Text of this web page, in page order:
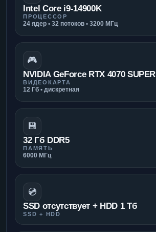
Intel Core i9-14900K
ПРОЦЕССОР
24 ядер • 32 потоков • 3200 МГц
🎮
NVIDIA GeForce RTX 4070 SUPER
ВИДЕОКАРТА
12 Гб • дискретная
💾
32 Гб DDR5
ПАМЯТЬ
6000 МГц
💿
SSD отсутствует + HDD 1 Тб
SSD + HDD